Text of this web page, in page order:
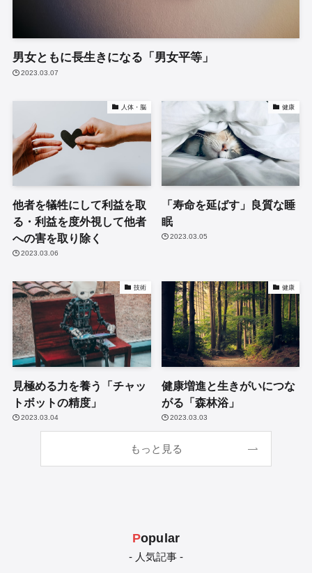
男女ともに長生きになる「男女平等」
2023.03.07
人体・脳
他者を犠牲にして利益を取
る・利益を度外視して他者
への害を取り除く
2023.03.06
健康
「寿命を延ばす」良質な睡
眠
2023.03.05
技術
見極める力を養う「チャッ
トボットの精度」
2023.03.04
健康
健康増進と生きがいにつな
がる「森林浴」
2023.03.03
もっと見る
Popular
- 人気記事 -